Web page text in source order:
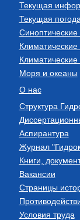
Текущая
Текущая
Синоптические
Моря и океаны
О нас
Структура
Аспирантура
Журнал
Книги,
Вакансии
Страницы
Условия труда